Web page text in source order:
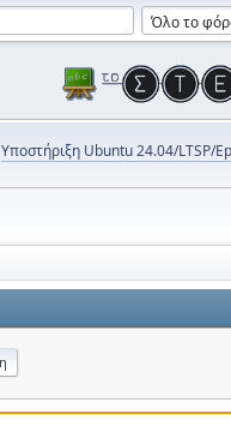
Υποστήριξη Ubuntu 24.04/LTSP/